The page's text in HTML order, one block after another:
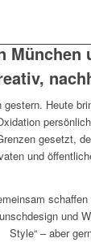
München
gestern. Heute
gesetzt,
und
und
Style“ – aber